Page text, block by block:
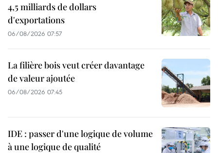
4,5 milliards de dollars
d'exportations
06/08/2026 07:57
La filière bois veut créer davantage
de valeur ajoutée
06/08/2026 07:45
IDE : passer d'une logique de volume
à une logique de qualité